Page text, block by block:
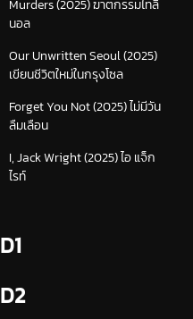
Murders (2025) ฆาตกรรมไทลิ
นอล
Our Unwritten Seoul (2025)
เขียนชีวิตใหม่ในกรุงโซล
Forget You Not (2025) ไม่มีวัน
ลืมเลือน
I, Jack Wright (2025) ไอ แจ็ก
ไรท์
D1
D2